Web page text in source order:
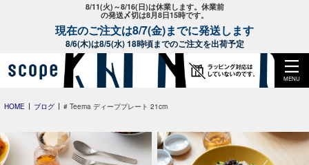
8/11(火)～8/16(日)は休業します。休業前
の発送〆切は8月8日15時です。
現在のご注文は8/7(金)までに発送します
8/6(木)は8/5(水) 18時頃までのご注文を出荷予定
MENU
HOME ブログ # Teema ディーププレート 21cm